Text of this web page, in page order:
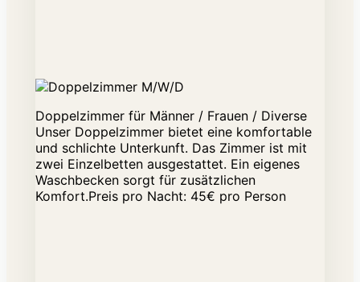
Doppelzimmer für Männer / Frauen / Diverse
Unser Doppelzimmer bietet eine komfortable
und schlichte Unterkunft. Das Zimmer ist mit
zwei Einzelbetten ausgestattet. Ein eigenes
Waschbecken sorgt für zusätzlichen
Komfort.Preis pro Nacht: 45€ pro Person